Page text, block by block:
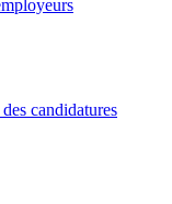
candidatures